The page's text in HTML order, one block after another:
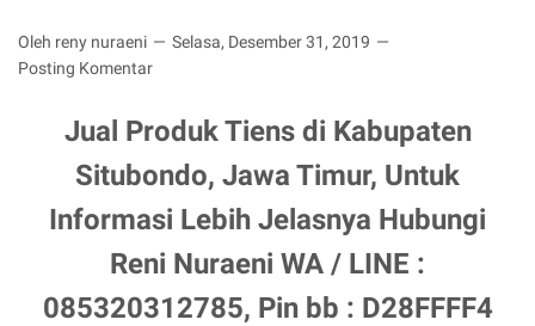
Oleh reny nuraeni
Selasa, Desember 31, 2019
Posting Komentar
Jual Produk Tiens di Kabupaten
Situbondo, Jawa Timur, Untuk
Informasi Lebih Jelasnya Hubungi
Reni Nuraeni WA / LINE :
085320312785, Pin bb : D28FFFF4